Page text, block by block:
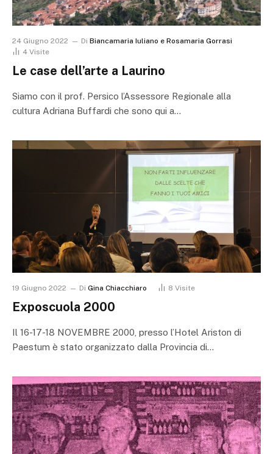
24 Giugno 2022 Di Biancamaria Iuliano e Rosamaria Gorrasi
4 Visite
Le case dell’arte a Laurino
Siamo con il prof. Persico l’Assessore Regionale alla
cultura Adriana Buffardi che sono qui a…
19 Giugno 2022 Di Gina Chiacchiaro 8 Visite
Exposcuola 2000
Il 16-17-18 NOVEMBRE 2000, presso l’Hotel Ariston di
Paestum è stato organizzato dalla Provincia di…